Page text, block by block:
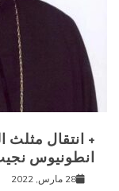
+ انتقال مثلث
انطونيوس
28 مارس, 2022